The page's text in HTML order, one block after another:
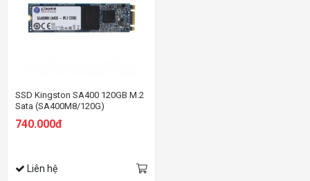
SSD Kingston SA400 120GB M.2
Sata (SA400M8/120G)
740.000đ
Liên hệ